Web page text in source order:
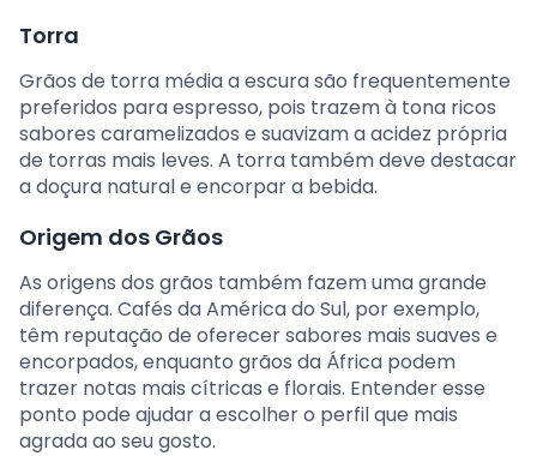
Torra
Grãos de torra média a escura são frequentemente
preferidos para espresso, pois trazem à tona ricos
sabores caramelizados e suavizam a acidez própria
de torras mais leves. A torra também deve destacar
a doçura natural e encorpar a bebida.
Origem dos Grãos
As origens dos grãos também fazem uma grande
diferença. Cafés da América do Sul, por exemplo,
têm reputação de oferecer sabores mais suaves e
encorpados, enquanto grãos da África podem
trazer notas mais cítricas e florais. Entender esse
ponto pode ajudar a escolher o perfil que mais
agrada ao seu gosto.